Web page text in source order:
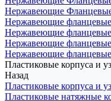
Нержавеющие
Нержавеющие
Нержавеющие
Нержавеющие
Нержавеющие
Пластиковые корпуса и
Назад
Пластиковые корпуса и
Пластиковые натяжные